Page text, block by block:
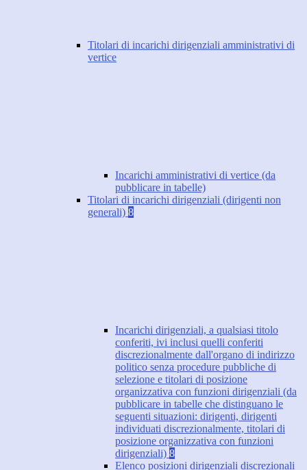
Titolari di incarichi dirigenziali amministrativi di
vertice
Incarichi amministrativi di vertice (da
pubblicare in tabelle)
Titolari di incarichi dirigenziali (dirigenti non
generali) 8
Incarichi dirigenziali, a qualsiasi titolo
conferiti, ivi inclusi quelli conferiti
discrezionalmente dall'organo di indirizzo
politico senza procedure pubbliche di
selezione e titolari di posizione
organizzativa con funzioni dirigenziali (da
pubblicare in tabelle che distinguano le
seguenti situazioni: dirigenti, dirigenti
individuati discrezionalmente, titolari di
posizione organizzativa con funzioni
dirigenziali) 8
Elenco posizioni dirigenziali discrezionali